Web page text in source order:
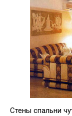
Стены спальни